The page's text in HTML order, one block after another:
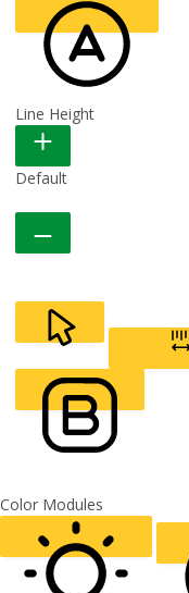
READABLE FONT
Default
CURSOR LETTER